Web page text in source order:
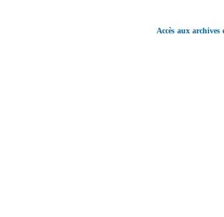
Accès aux archives